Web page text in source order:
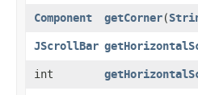
Component getCorner​(
JScrollBar
int